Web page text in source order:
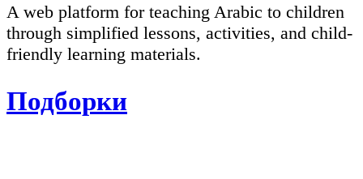
A web platform for teaching Arabic to children
through simplified lessons, activities, and child-
friendly learning materials.
Подборки